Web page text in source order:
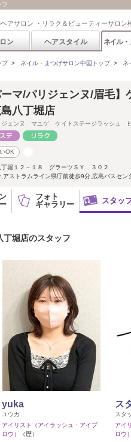
フ
アサロン ・リラク＆ビューティーサロン
ン ヘアスタイル ネイル
プ> ネイル・まつげサロン中国トップ> ネ
ーマ/パリジェンヌ/眉毛】
八丁堀店
ェンヌ マユゲ ケイトステージラッシュ ヒ
OK
丁堀１２－１８ グラーツＳＹ ３０２
,アストラムライン県庁前徒歩9分,広島バスセン
フォト
ギャラリー
スタッ
丁堀店のスタッフ
yuka
ユウカ
アイリスト（アイラッシュ・アイブ
ロウ）
（歴）
ス
スタ
アイ
ロウ）